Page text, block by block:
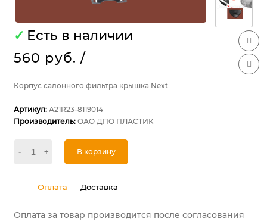
✓ Есть в наличии
560 руб. /
Корпус салонного фильтра крышка Next
Артикул: А21R23-8119014
Производитель: ОАО ДПО ПЛАСТИК
- + В корзину
Оплата Доставка
Оплата за товар производится после согласования